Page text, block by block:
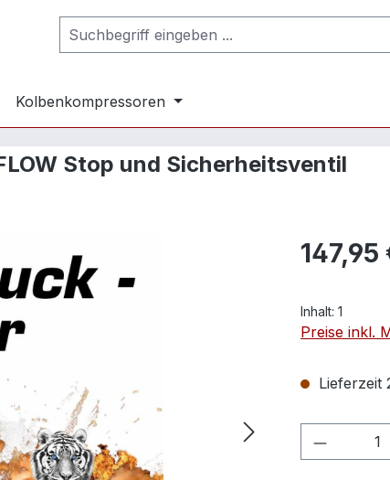
Kolbenkompressoren
Stop und Sicherheitsventil
147,95
Inhalt: 1
Preise inkl.
Lieferzeit